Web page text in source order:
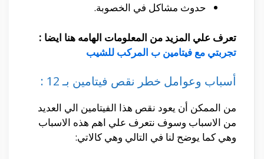
حدوث مشاكل في الخصوبة.
تعرف علي المزيد من المعلومات الهامه هنا ايضا :
تجربتي مع فيتامين ب المركب للشيب
أسباب وعوامل خطر نقص فيتامين بـ 12 :
من الممكن أن يعود نقص هذا الفيتامين الي العديد
من الاسباب وسوف نتعرف علي اهم هذه الاسباب
وهي كما يوضح لنا في التالي وهي كالاتي: